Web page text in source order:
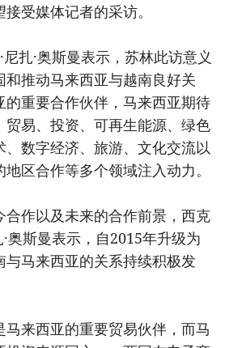
受媒体记者的采访。
尼扎·奥斯曼表示，苏林此访意义
推动马来西亚与越南良好关
的重要合作伙伴，马来西亚期待
贸易、投资、可再生能源、绿色
数字经济、旅游、文化交流以
区合作等多个领域注入动力。
合作以及未来的合作前景，西克
·奥斯曼表示，自2015年升级为
与马来西亚的关系持续积极发
来西亚的重要贸易伙伴，而马